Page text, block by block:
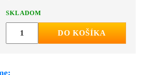
SKLADOM
DO KOŠÍKA